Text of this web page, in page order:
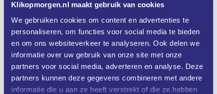
Klikopmorgen.nl maakt gebruik van cookies
We gebruiken cookies om content en advertenties te
personaliseren, om functies voor social media te bieden
en om ons websiteverkeer te analyseren. Ook delen we
informatie over uw gebruik van onze site met onze
partners voor social media, adverteren en analyse. Deze
partners kunnen deze gegevens combineren met andere
informatie die u aan ze heeft verstrekt of die ze hebben
Programma
Let op: dit is een 2-daagse workshop!
Datum: 10 juni en 17 juni (deelname aan beide dagen
verplicht)
Tijd 10 juni: 15.00-18.00 uur
Tijd 17 juni: 15.00 - 18.00 uur
Beatrixhaven 8b, Werkendam, 1e etage